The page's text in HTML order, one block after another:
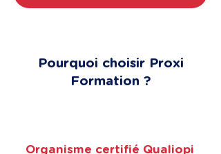
Pourquoi choisir Proxi
Formation ?
Organisme certifié Qualiopi